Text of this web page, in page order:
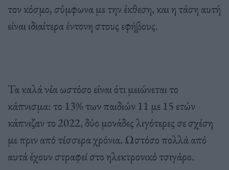
τον κόσμο, σύμφωνα με την έκθεση, και η τάση αυτή
είναι ιδιαίτερα έντονη στους εφήβους.
Τα καλά νέα ωστόσο είναι ότι μειώνεται το
κάπνισμα: το 13% των παιδιών 11 με 15 ετών
κάπνιζαν το 2022, δύο μονάδες λιγότερες σε σχέση
με πριν από τέσσερα χρόνια. Ωστόσο πολλά από
αυτά έχουν στραφεί στο ηλεκτρονικό τσιγάρο.